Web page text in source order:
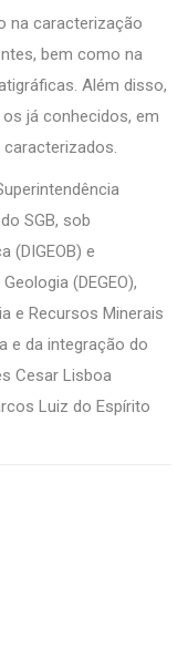
na caracterização
bem como na
Além disso,
já conhecidos, em
SGB, sob
(DIGEOB) e
(DEGEO),
e Recursos Minerais
e da integração do
Cesar Lisboa
Luiz do Espírito